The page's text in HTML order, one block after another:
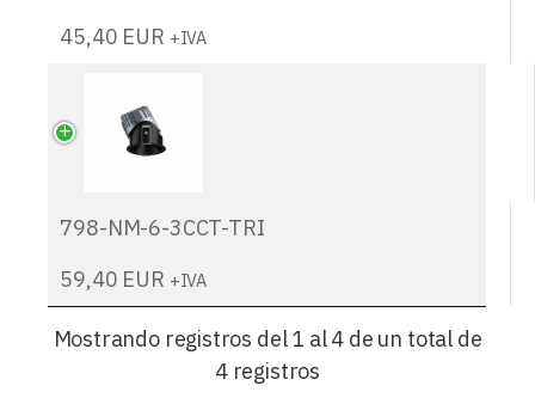
45,40 EUR +IVA
798-NM-6-3CCT-TRI
59,40 EUR +IVA
Mostrando registros del 1 al 4 de un total de
4 registros